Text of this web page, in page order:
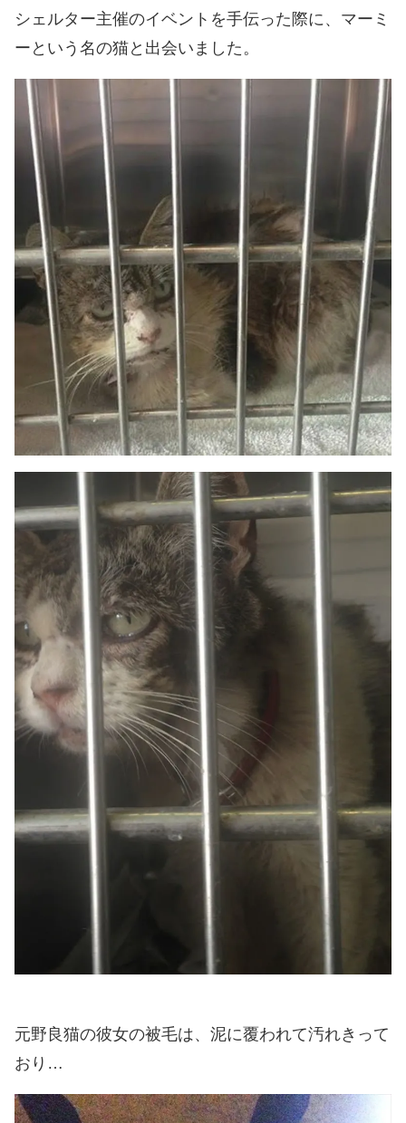
シェルター主催のイベントを手伝った際に、マーミ
ーという名の猫と出会いました。
元野良猫の彼女の被毛は、泥に覆われて汚れきって
おり…